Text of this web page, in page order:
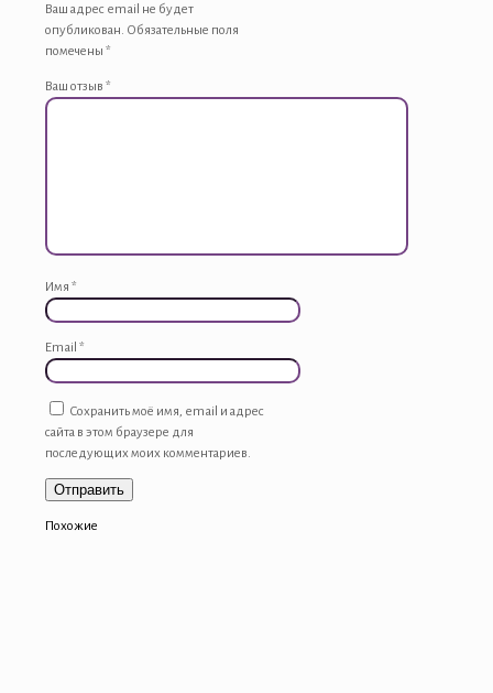
Ваш адрес email не будет
опубликован. Обязательные поля
помечены *
Ваш отзыв *
Имя *
Email *
Сохранить моё имя, email и адрес
сайта в этом браузере для
последующих моих комментариев.
Похожие